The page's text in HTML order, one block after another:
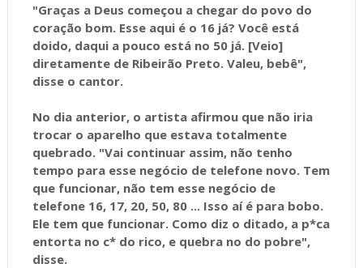
"Graças a Deus começou a chegar do povo do
coração bom. Esse aqui é o 16 já? Você está
doido, daqui a pouco está no 50 já. [Veio]
diretamente de Ribeirão Preto. Valeu, bebê",
disse o cantor.
No dia anterior, o artista afirmou que não iria
trocar o aparelho que estava totalmente
quebrado. "Vai continuar assim, não tenho
tempo para esse negócio de telefone novo. Tem
que funcionar, não tem esse negócio de
telefone 16, 17, 20, 50, 80 ... Isso aí é para bobo.
Ele tem que funcionar. Como diz o ditado, a p*ca
entorta no c* do rico, e quebra no do pobre",
disse.